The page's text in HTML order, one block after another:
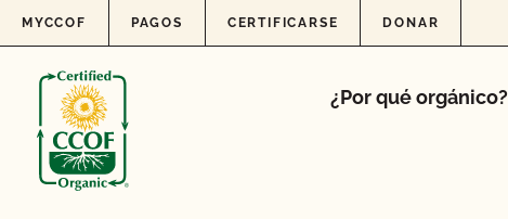
Skip to content
MYCCOF PAGOS CERTIFICARSE DONAR
¿Por qué orgánico?